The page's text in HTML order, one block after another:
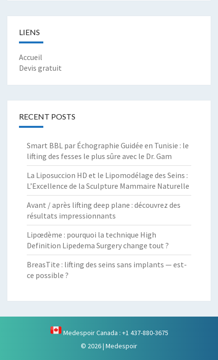
LIENS
Accueil
Devis gratuit
RECENT POSTS
Smart BBL par Échographie Guidée en Tunisie : le
lifting des fesses le plus sûre avec le Dr. Gam
La Liposuccion HD et le Lipomodélage des Seins :
L’Excellence de la Sculpture Mammaire Naturelle
Avant / après lifting deep plane : découvrez des
résultats impressionnants
Lipœdème : pourquoi la technique High
Definition Lipedema Surgery change tout ?
BreasTite : lifting des seins sans implants — est-
ce possible ?
Medespoir Canada : +1 437-880-3675
© 2026| Medespoir